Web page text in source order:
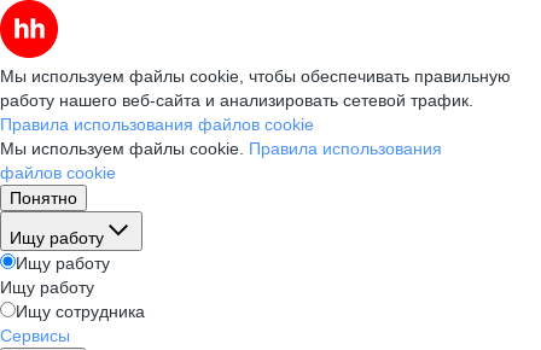
Мы используем файлы cookie, чтобы обеспечивать правильную
работу нашего веб-сайта и анализировать сетевой трафик.
Правила использования файлов cookie
Мы используем файлы cookie. Правила использования
файлов cookie
Понятно
Ищу работу
Ищу работу
Ищу работу
Ищу сотрудника
Сервисы